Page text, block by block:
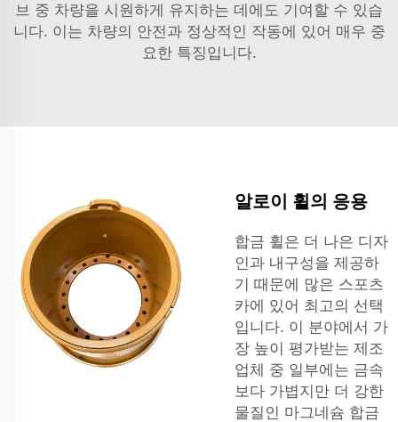
브 중 차량을 시원하게 유지하는 데에도 기여할 수 있습
니다. 이는 차량의 안전과 정상적인 작동에 있어 매우 중
요한 특징입니다.
알로이 휠의 응용
합금 휠은 더 나은 디자
인과 내구성을 제공하
기 때문에 많은 스포츠
카에 있어 최고의 선택
입니다. 이 분야에서 가
장 높이 평가받는 제조
업체 중 일부에는 금속
보다 가볍지만 더 강한
물질인 마그네슘 합금